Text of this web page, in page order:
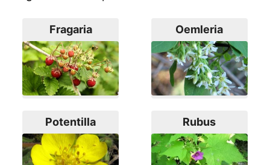
Fragaria Oemleria
Potentilla Rubus